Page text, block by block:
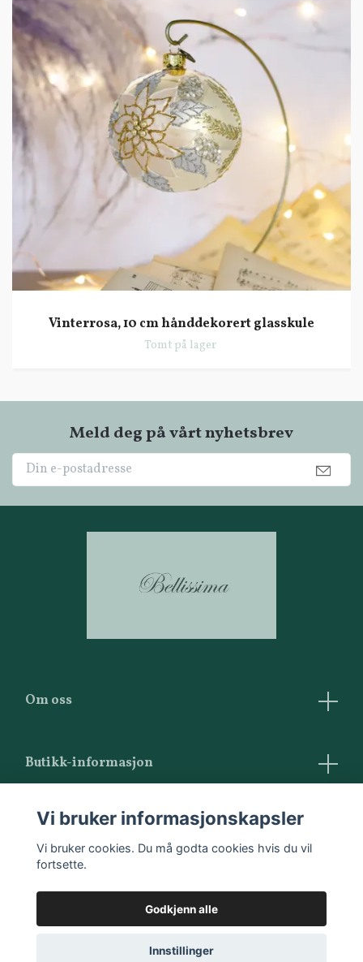
Vinterrosa, 10 cm hånddekorert glasskule
Tomt på lager
Meld deg på vårt nyhetsbrev
Om oss
Butikk-informasjon
Vilkår og betingelser
Kontakt oss
Vi bruker informasjonskapsler
Vi bruker cookies. Du må godta cookies hvis du vil
fortsette.
Godkjenn alle
Innstillinger